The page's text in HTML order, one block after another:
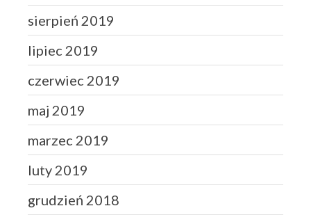
sierpień 2019
lipiec 2019
czerwiec 2019
maj 2019
marzec 2019
luty 2019
grudzień 2018